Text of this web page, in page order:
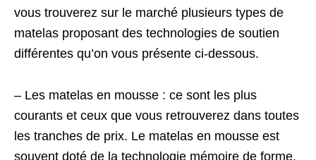
vous trouverez sur le marché plusieurs types de
matelas proposant des technologies de soutien
différentes qu’on vous présente ci-dessous.
– Les matelas en mousse : ce sont les plus
courants et ceux que vous retrouverez dans toutes
les tranches de prix. Le matelas en mousse est
souvent doté de la technologie mémoire de forme,